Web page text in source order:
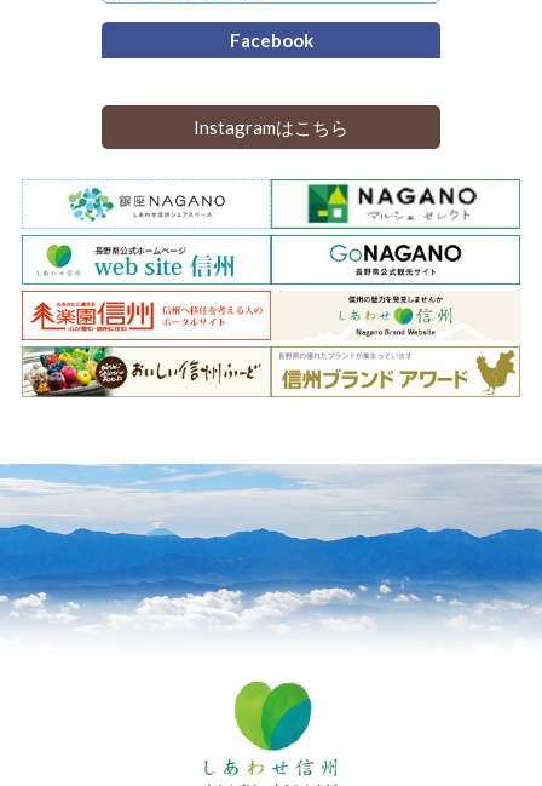
Facebook
Instagramはこちら